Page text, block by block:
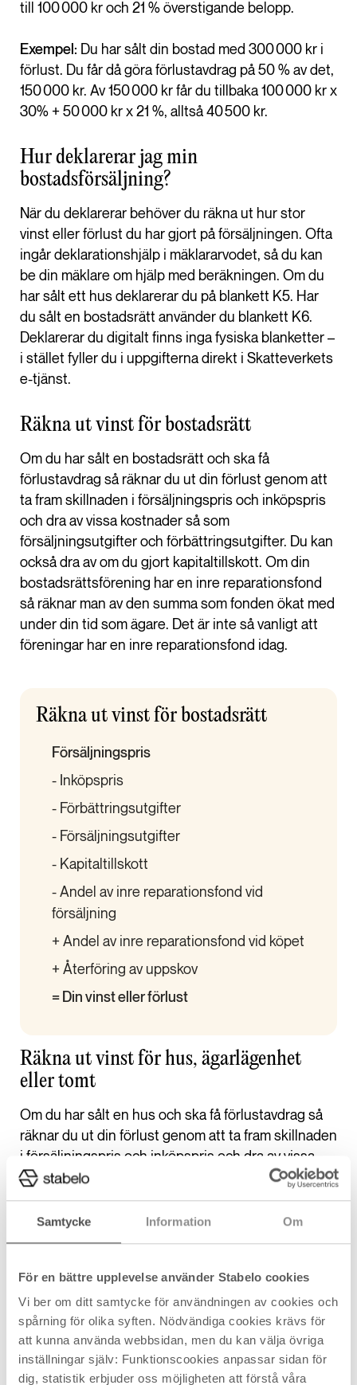
Samtycke Information Om
För en bättre upplevelse använder Stabelo cookies
Vi ber om ditt samtycke för användningen av cookies och
spårning för olika syften. Nödvändiga cookies krävs för
att kunna använda webbsidan, men du kan välja övriga
inställningar själv: Funktionscookies anpassar sidan för
dig, statistik erbjuder oss möjligheten att förstå våra
till 100 000 kr och 21 % överstigande belopp.
Exempel: Du har sålt din bostad med 300 000 kr i
förlust. Du får då göra förlustavdrag på 50 % av det,
150 000 kr. Av 150 000 kr får du tillbaka 100 000 kr x
30% + 50 000 kr x 21 %, alltså 40 500 kr.
Hur deklarerar jag min
bostadsförsäljning?
När du deklarerar behöver du räkna ut hur stor
vinst eller förlust du har gjort på försäljningen. Ofta
ingår deklarationshjälp i mäklararvodet, så du kan
be din mäklare om hjälp med beräkningen. Om du
har sålt ett hus deklarerar du på blankett K5. Har
du sålt en bostadsrätt använder du blankett K6.
Deklarerar du digitalt finns inga fysiska blanketter –
i stället fyller du i uppgifterna direkt i Skatteverkets
e-tjänst.
Räkna ut vinst för bostadsrätt
Om du har sålt en bostadsrätt och ska få
förlustavdrag så räknar du ut din förlust genom att
ta fram skillnaden i försäljningspris och inköpspris
och dra av vissa kostnader så som
försäljningsutgifter och förbättringsutgifter. Du kan
också dra av om du gjort kapitaltillskott. Om din
bostadsrättsförening har en inre reparationsfond
så räknar man av den summa som fonden ökat med
under din tid som ägare. Det är inte så vanligt att
föreningar har en inre reparationsfond idag.
Räkna ut vinst för bostadsrätt
Försäljningspris
- Inköpspris
- Förbättringsutgifter
- Försäljningsutgifter
- Kapitaltillskott
- Andel av inre reparationsfond vid
försäljning
+ Andel av inre reparationsfond vid köpet
+ Återföring av uppskov
= Din vinst eller förlust
Räkna ut vinst för hus, ägarlägenhet
eller tomt
Om du har sålt en hus och ska få förlustavdrag så
räknar du ut din förlust genom att ta fram skillnaden
i försäljningspris och inköpspris och dra av vissa
kostnader så som försäljningsutgifter och
förbättringsutgifter. Du får också dra av kostnader
du har haft för lagfart och pantbrev.
Räkna ut vinst för hus, ägarlägenhet
eller tomt
- Inköpspris